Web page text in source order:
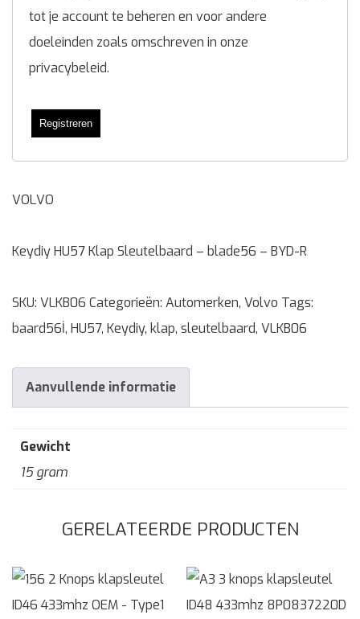
tot je account te beheren en voor andere
doeleinden zoals omschreven in onze
privacybeleid.
Registreren
VOLVO
Keydiy HU57 Klap Sleutelbaard – blade56 – BYD-R
SKU: VLKB06 Categorieën: Automerken, Volvo Tags:
baard56İ, HU57, Keydiy, klap, sleutelbaard, VLKB06
Aanvullende informatie
Gewicht
15 gram
GERELATEERDE PRODUCTEN